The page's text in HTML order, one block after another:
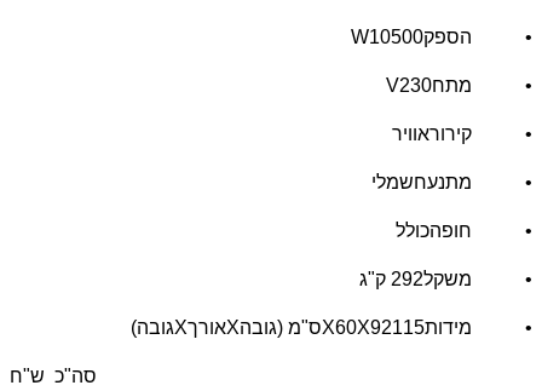
• הספק10500 W
• מתח230 V
• קירוראוויר
• מתנעחשמלי
• חופהכולל
• משקל292 ק"ג
• מידות115 X60X92ס"מ (גובהXאורךXגובה)
סה"כ ש"ח